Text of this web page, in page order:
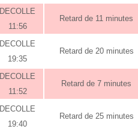
DECOLLE
11:56
Retard de 11 minutes
DECOLLE
19:35
Retard de 20 minutes
DECOLLE
11:52
Retard de 7 minutes
DECOLLE
19:40
Retard de 25 minutes